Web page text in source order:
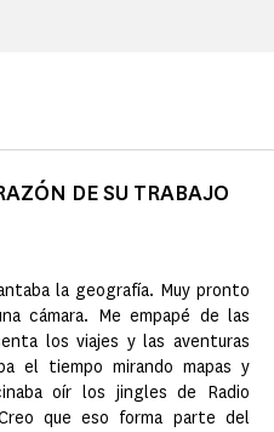
DE SU TRABAJO
la geografía. Muy pronto
cámara. Me empapé de las
los viajes y las aventuras
el tiempo mirando mapas y
oír los jingles de Radio
que eso forma parte del